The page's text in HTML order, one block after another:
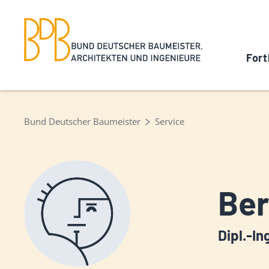
Bund Deutscher Baumeister Service
Dipl.-